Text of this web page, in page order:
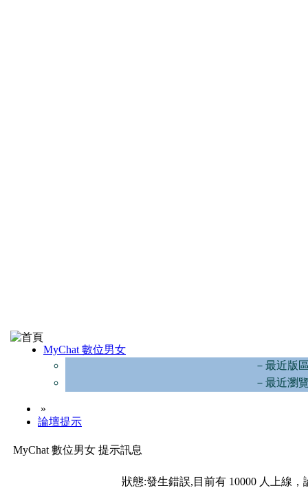
MyChat 數位男女
－最近版
－最近瀏
»
論壇提示
MyChat 數位男女 提示訊息
狀態:發生錯誤,目前有 10000 人上線